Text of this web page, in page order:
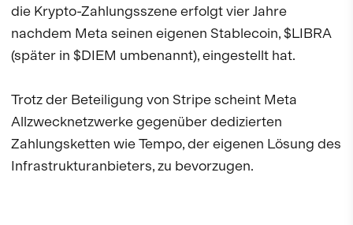
die Krypto-Zahlungsszene erfolgt vier Jahre
nachdem Meta seinen eigenen Stablecoin, $LIBRA
(später in $DIEM umbenannt), eingestellt hat.
Trotz der Beteiligung von Stripe scheint Meta
Allzwecknetzwerke gegenüber dedizierten
Zahlungsketten wie Tempo, der eigenen Lösung des
Infrastrukturanbieters, zu bevorzugen.